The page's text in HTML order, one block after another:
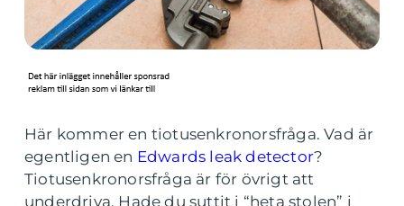
Här kommer en tiotusenkronorsfråga. Vad är
egentligen en Edwards leak detector?
Tiotusenkronorsfråga är för övrigt att
underdriva. Hade du suttit i “heta stolen” i